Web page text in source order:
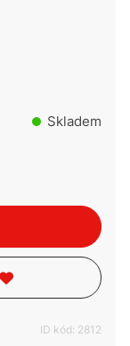
Skladem
ID kód: 2812